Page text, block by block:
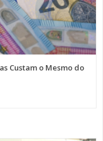
Custam o Mesmo do